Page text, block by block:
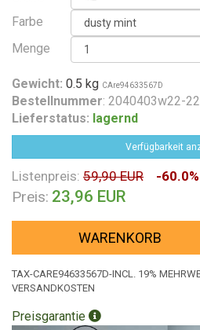
Farbe
Menge
Gewicht: 0.5 kg CAre94633567D
Bestellnummer: 2040403w22-
Lieferstatus: lagernd
Verfügbarkeit
Listenpreis: 59,90 EUR -60.0%
Preis: 23,96 EUR
WARENKORB
TAX-CARE94633567D-INCL. 19%
VERSANDKOSTEN
Preisgarantie